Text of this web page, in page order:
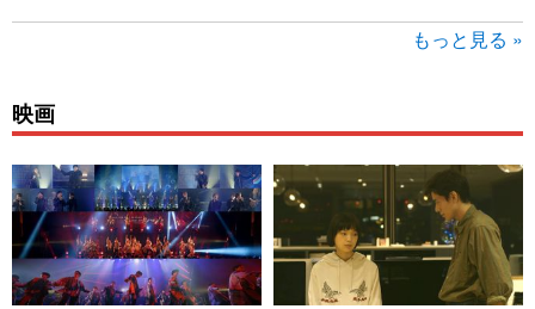
もっと見る »
映画